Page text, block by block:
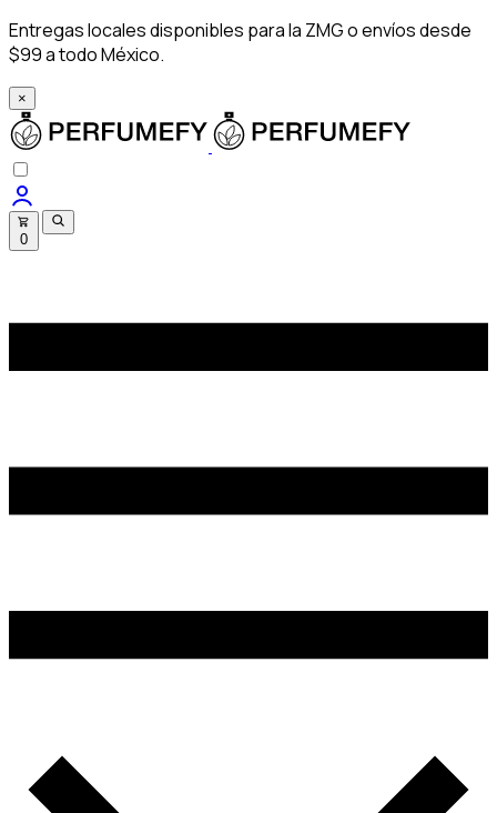
Entregas locales disponibles para la ZMG o envíos desde
$99 a todo México.
×
0